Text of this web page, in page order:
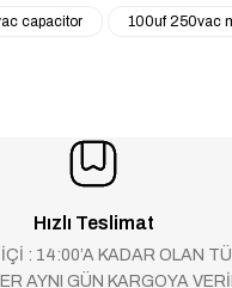
capacitor 100uf 250vac
Hızlı Teslimat
: 14:00’A KADAR OLAN
AYNI GÜN KARGOYA